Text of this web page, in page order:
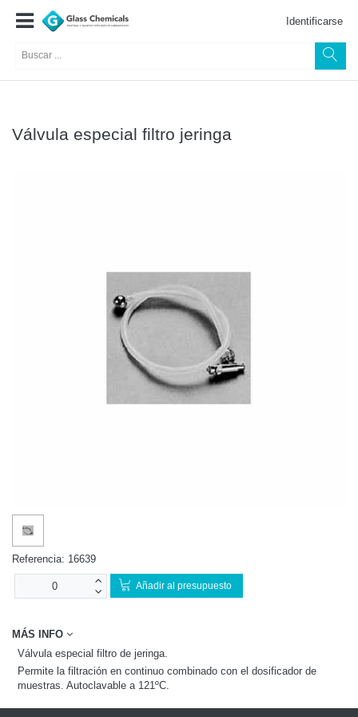
Identificarse
Válvula especial filtro jeringa
Referencia: 16639
Añadir al presupuesto
MÁS INFO
Válvula especial filtro de jeringa.
Permite la filtración en continuo combinado con el dosificador de
muestras. Autoclavable a 121ºC.